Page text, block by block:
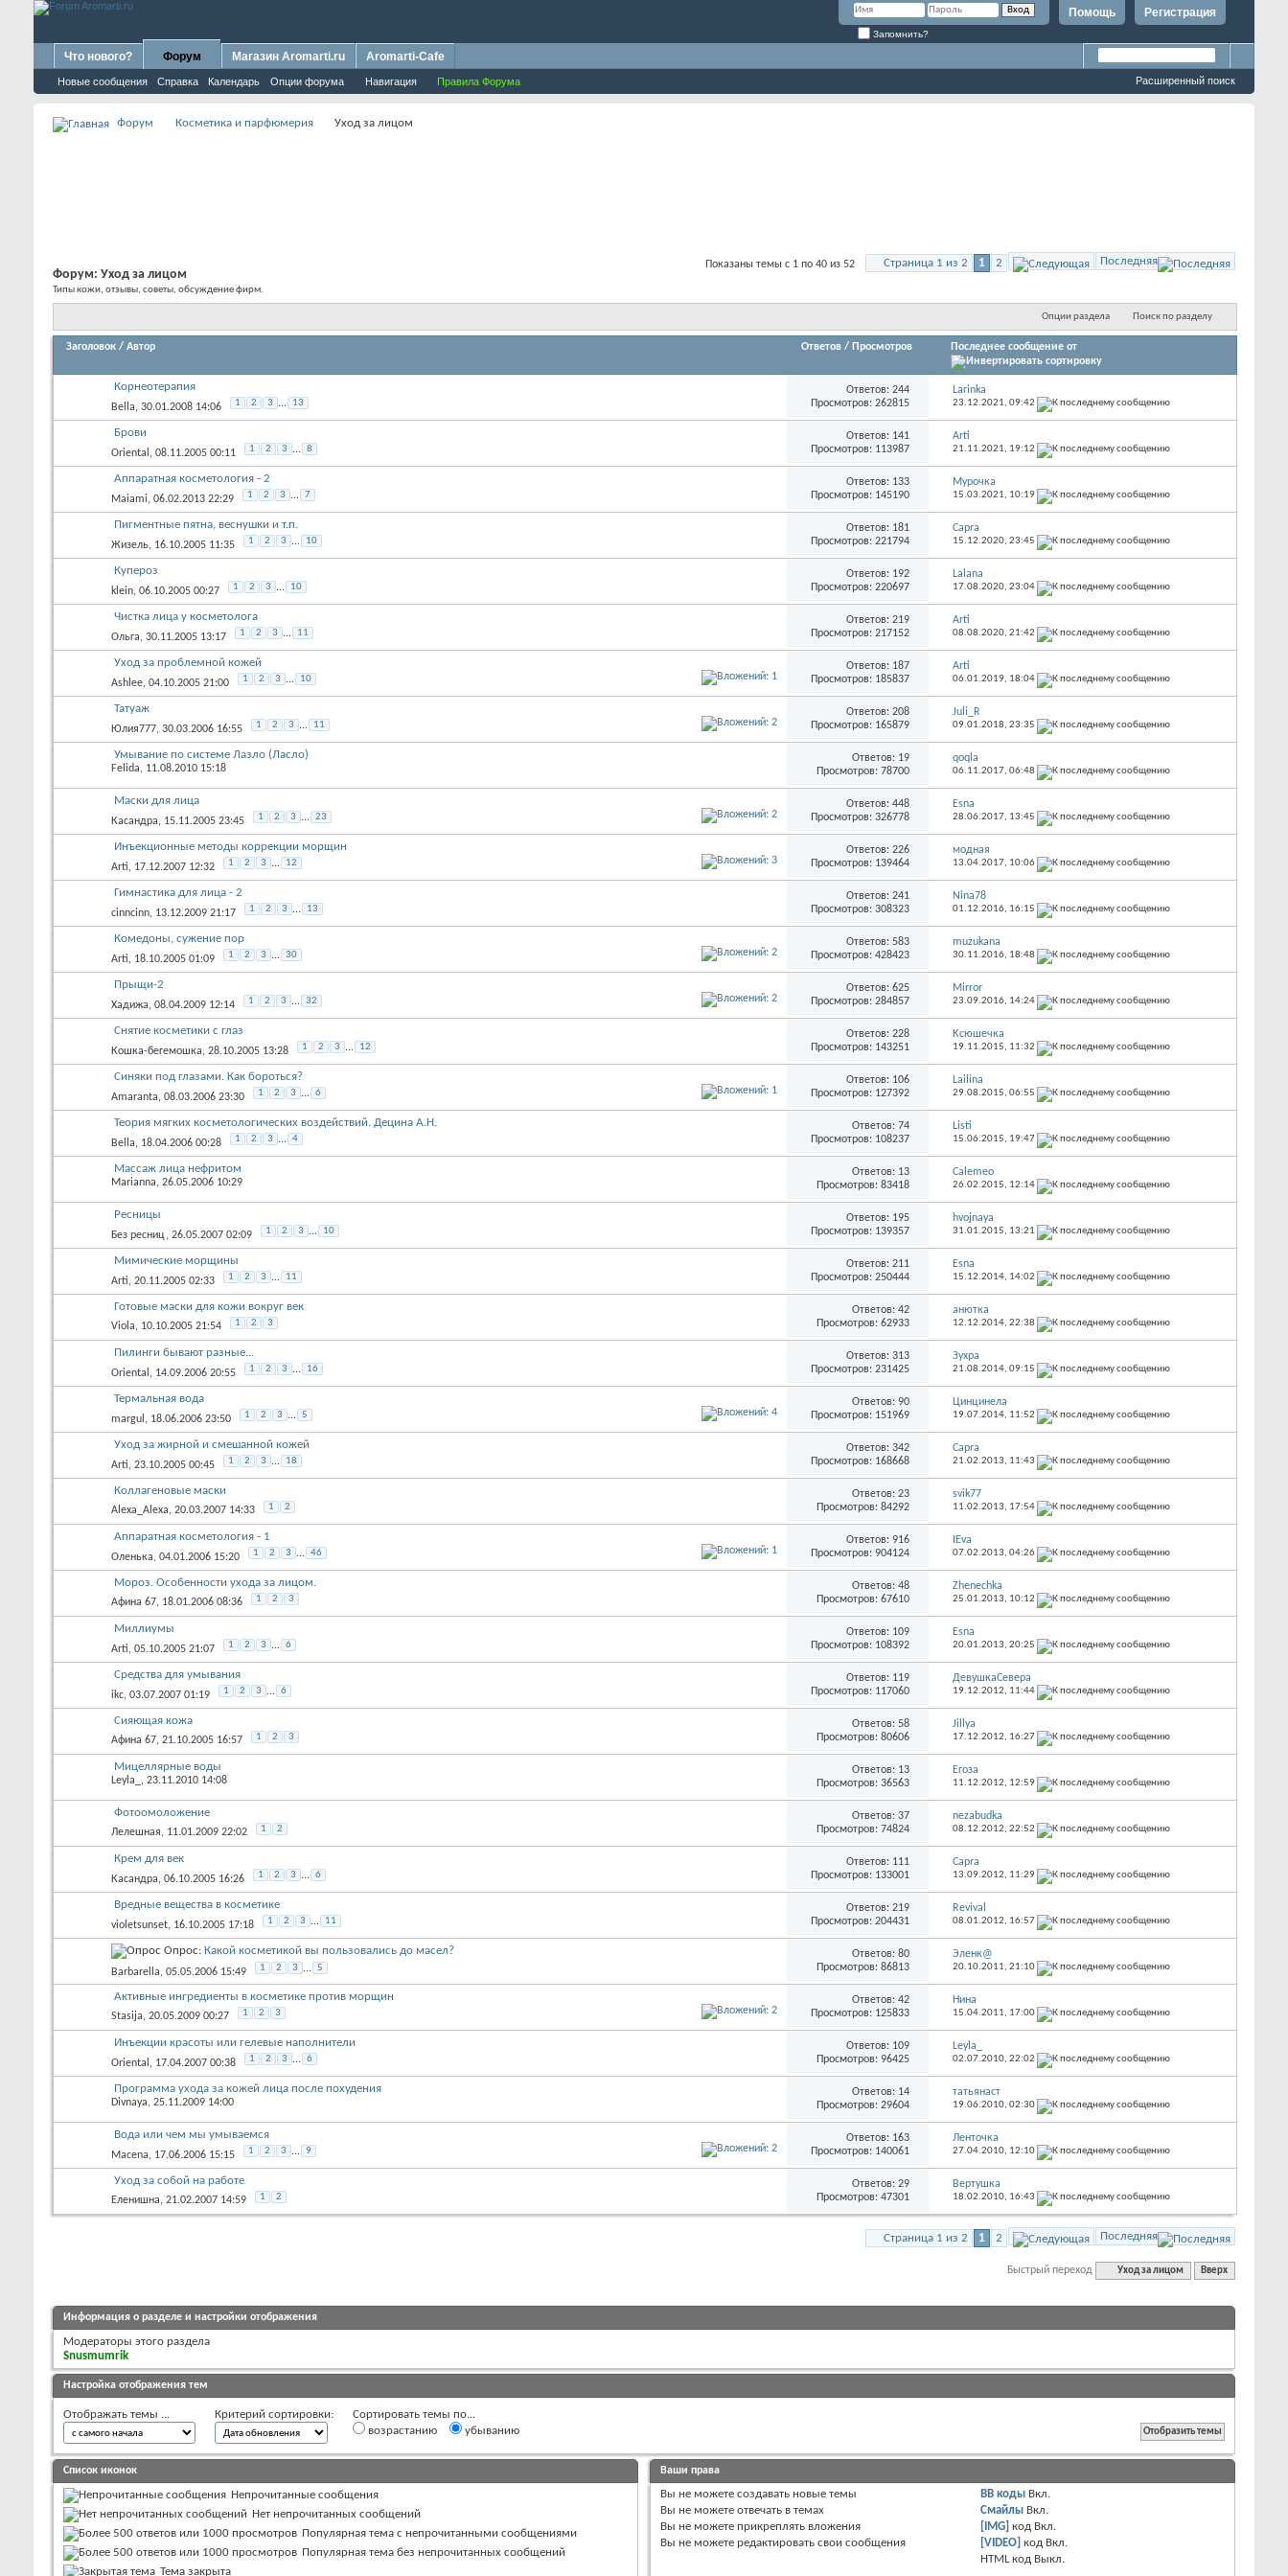
Регистрация
Помощь
Запомнить?
Что нового? Форум
Новые сообщения Справка Календарь Опции форума Навигация Правила Форума
Магазин Aromarti.ru Aromarti-Cafe
Расширенный поиск
Форум Косметика и парфюмерия Уход за лицом
Страница 1 из 2 1 2 Последняя
Показаны темы с 1 по 40 из 52
Форум: Уход за лицом
Типы кожи, отзывы, советы, обсуждение фирм.
Опции раздела Поиск по разделу
Заголовок / Автор Ответов / Просмотров Последнее сообщение от
Корнеотерапия
Bella, 30.01.2008 14:06 1 2 3 ... 13
Ответов: 244
Просмотров: 262815
Larinka
23.12.2021, 09:42
Брови
Oriental , 08.11.2005 00:11 1 2 3 ... 8
Ответов: 141
Просмотров: 113987
Arti
21.11.2021, 19:12
Аппаратная косметология - 2
Maiami, 06.02.2013 22:29 1 2 3 ... 7
Ответов: 133
Просмотров: 145190
Мурочка
15.03.2021, 10:19
Пигментные пятна, веснушки и т.п.
Жизель, 16.10.2005 11:35 1 2 3 ... 10
Ответов: 181
Просмотров: 221794
Capra
15.12.2020, 23:45
Купероз
klein, 06.10.2005 00:27 1 2 3 ... 10
Ответов: 192
Просмотров: 220697
Lalana
17.08.2020, 23:04
Чистка лица у косметолога
Ольга, 30.11.2005 13:17 1 2 3 ... 11
Ответов: 219
Просмотров: 217152
Arti
08.08.2020, 21:42
Уход за проблемной кожей
Ashlee, 04.10.2005 21:00 1 2 3 ... 10
Ответов: 187
Просмотров: 185837
Arti
06.01.2019, 18:04
Татуаж
Юлия777, 30.03.2006 16:55 1 2 3 ... 11
Ответов: 208
Просмотров: 165879
Juli_R
09.01.2018, 23:35
Умывание по системе Лазло (Ласло)
Felida, 11.08.2010 15:18
Ответов: 19
Просмотров: 78700
qoqla
06.11.2017, 06:48
Маски для лица
Касандра, 15.11.2005 23:45 1 2 3 ... 23
Ответов: 448
Просмотров: 326778
Esna
28.06.2017, 13:45
Инъекционные методы коррекции морщин
Arti, 17.12.2007 12:32 1 2 3 ... 12
Ответов: 226
Просмотров: 139464
модная
13.04.2017, 10:06
Гимнастика для лица - 2
cinncinn, 13.12.2009 21:17 1 2 3 ... 13
Ответов: 241
Просмотров: 308323
Nina78
01.12.2016, 16:15
Комедоны, сужение пор
Arti, 18.10.2005 01:09 1 2 3 ... 30
Ответов: 583
Просмотров: 428423
muzukana
30.11.2016, 18:48
Прыщи-2
Хадижа, 08.04.2009 12:14 1 2 3 ... 32
Ответов: 625
Просмотров: 284857
Mirror
23.09.2016, 14:24
Снятие косметики с глаз
Кошка-бегемошка, 28.10.2005 13:28 1 2 3 ... 12
Ответов: 228
Просмотров: 143251
Ксюшечка
19.11.2015, 11:32
Синяки под глазами. Как бороться?
Amaranta, 08.03.2006 23:30 1 2 3 ... 6
Ответов: 106
Просмотров: 127392
Lailina
29.08.2015, 06:55
Теория мягких косметологических воздействий. Децина А.Н.
Bella, 18.04.2006 00:28 1 2 3 ... 4
Ответов: 74
Просмотров: 108237
Listi
15.06.2015, 19:47
Массаж лица нефритом
Marianna, 26.05.2006 10:29
Ответов: 13
Просмотров: 83418
Calemeo
26.02.2015, 12:14
Ресницы
Без ресниц, 26.05.2007 02:09 1 2 3 ... 10
Ответов: 195
Просмотров: 139357
hvojnaya
31.01.2015, 13:21
Мимические морщины
Arti, 20.11.2005 02:33 1 2 3 ... 11
Ответов: 211
Просмотров: 250444
Esna
15.12.2014, 14:02
Готовые маски для кожи вокруг век
Viola, 10.10.2005 21:54 1 2 3
Ответов: 42
Просмотров: 62933
анютка
12.12.2014, 22:38
Пилинги бывают разные...
Oriental , 14.09.2006 20:55 1 2 3 ... 16
Ответов: 313
Просмотров: 231425
Зухра
21.08.2014, 09:15
Термальная вода
margul , 18.06.2006 23:50 1 2 3 ... 5
Ответов: 90
Просмотров: 151969
Цинцинела
19.07.2014, 11:52
Уход за жирной и смешанной кожей
Arti, 23.10.2005 00:45 1 2 3 ... 18
Ответов: 342
Просмотров: 168668
Capra
21.02.2013, 11:43
Коллагеновые маски
Alexa_Alexa, 20.03.2007 14:33 1 2
Ответов: 23
Просмотров: 84292
svik77
11.02.2013, 17:54
Аппаратная косметология - 1
Оленька, 04.01.2006 15:20 1 2 3 ... 46
Ответов: 916
Просмотров: 904124
IEva
07.02.2013, 04:26
Мороз. Особенности ухода за лицом.
Афина 67, 18.01.2006 08:36 1 2 3
Ответов: 48
Просмотров: 67610
Zhenechka
25.01.2013, 10:12
Миллиумы
Arti, 05.10.2005 21:07 1 2 3 ... 6
Ответов: 109
Просмотров: 108392
Esna
20.01.2013, 20:25
Средства для умывания
ikc, 03.07.2007 01:19 1 2 3 ... 6
Ответов: 119
Просмотров: 117060
ДевушкаСевера
19.12.2012, 11:44
Сияющая кожа
Афина 67, 21.10.2005 16:57 1 2 3
Ответов: 58
Просмотров: 80606
Jillya
17.12.2012, 16:27
Мицеллярные воды
Leyla_ , 23.11.2010 14:08
Ответов: 13
Просмотров: 36563
Егоза
11.12.2012, 12:59
Фотоомоложение
Лелешная, 11.01.2009 22:02 1 2
Ответов: 37
Просмотров: 74824
nezabudka
08.12.2012, 22:52
Крем для век
Касандра, 06.10.2005 16:26 1 2 3 ... 6
Ответов: 111
Просмотров: 133001
Capra
13.09.2012, 11:29
Вредные вещества в косметике
violetsunset, 16.10.2005 17:18 1 2 3 ... 11
Ответов: 219
Просмотров: 204431
Revival
08.01.2012, 16:57
Опрос: Какой косметикой вы пользовались до масел?
Barbarella, 05.05.2006 15:49 1 2 3 ... 5
Ответов: 80
Просмотров: 86813
Эленк@
20.10.2011, 21:10
Активные ингредиенты в косметике против морщин
Stasija, 20.05.2009 00:27 1 2 3
Ответов: 42
Просмотров: 125833
Нина
15.04.2011, 17:00
Инъекции красоты или гелевые наполнители
Oriental , 17.04.2007 00:38 1 2 3 ... 6
Ответов: 109
Просмотров: 96425
Leyla_
02.07.2010, 22:02
Программа ухода за кожей лица после похудения
Divnaya, 25.11.2009 14:00
Ответов: 14
Просмотров: 29604
татьянаст
19.06.2010, 02:30
Вода или чем мы умываемся
Macena, 17.06.2006 15:15 1 2 3 ... 9
Ответов: 163
Просмотров: 140061
Ленточка
27.04.2010, 12:10
Уход за собой на работе
Еленишна, 21.02.2007 14:59 1 2
Ответов: 29
Просмотров: 47301
Вертушка
18.02.2010, 16:43
Страница 1 из 2 1 2 Последняя
Быстрый переход Уход за лицом Вверх
Информация о разделе и настройки отображения
Модераторы этого раздела
Snusmumrik
Настройка отображения тем
Отображать темы ... Критерий сортировки:
Сортировать темы по...
возрастанию
убыванию
Список иконок
Непрочитанные сообщения
Нет непрочитанных сообщений
Популярная тема с непрочитанными сообщениями
Популярная тема без непрочитанных сообщений
Тема закрыта
Ваши права
Вы не можете создавать новые темы
Вы не можете отвечать в темах
Вы не можете прикреплять вложения
Вы не можете редактировать свои сообщения
BB коды Вкл.
Смайлы Вкл.
[IMG] код Вкл.
[VIDEO] код Вкл.
HTML код Выкл.